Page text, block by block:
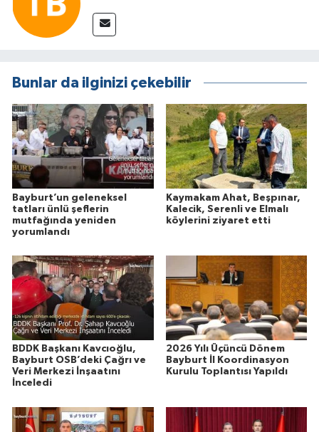
Bunlar da ilginizi çekebilir
Bayburt’un geleneksel
tatları ünlü şeflerin
mutfağında yeniden
yorumlandı
Kaymakam Ahat, Beşpınar,
Kalecik, Serenli ve Elmalı
köylerini ziyaret etti
BDDK Başkanı Kavcıoğlu,
Bayburt OSB’deki Çağrı ve
Veri Merkezi İnşaatını
İnceledi
2026 Yılı Üçüncü Dönem
Bayburt İl Koordinasyon
Kurulu Toplantısı Yapıldı